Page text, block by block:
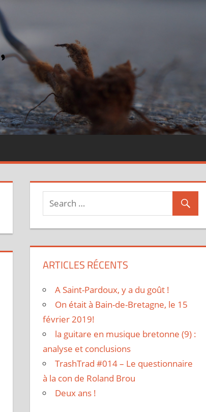
ARTICLES RÉCENTS
A Saint-Pardoux, y a du goût !
On était à Bain-de-Bretagne, le 15
février 2019!
la guitare en musique bretonne (9) :
analyse et conclusions
TrashTrad #014 – Le questionnaire
à la con de Roland Brou
Deux ans !